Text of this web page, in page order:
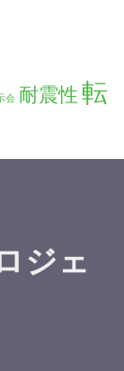
会 耐震性転
ジェ